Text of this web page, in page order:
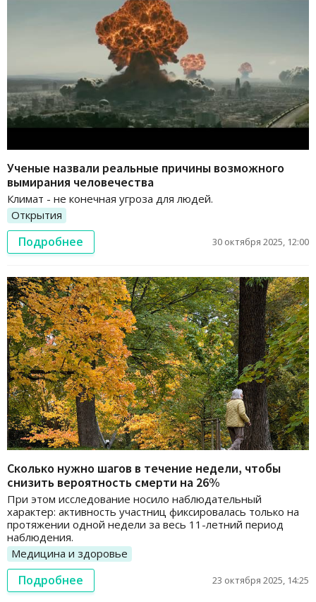
Ученые назвали реальные причины возможного
вымирания человечества
Климат - не конечная угроза для людей.
Открытия
Подробнее 30 октября 2025, 12:00
Сколько нужно шагов в течение недели, чтобы
снизить вероятность смерти на 26%
При этом исследование носило наблюдательный
характер: активность участниц фиксировалась только на
протяжении одной недели за весь 11-летний период
наблюдения.
Медицина и здоровье
Подробнее 23 октября 2025, 14:25